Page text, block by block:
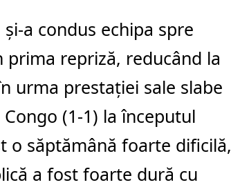
a condus echipa spre
repriză, reducând la
urma prestaţiei sale slabe
(1-1) la începutul
o săptămână foarte dificilă,
a fost foarte dură cu